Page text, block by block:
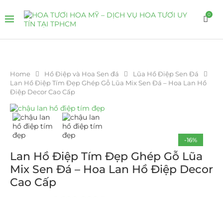
0
Home Hồ Điệp và Hoa Sen đá
Lũa Hồ Điệp Sen Đá
Lan Hồ Điệp Tím Đẹp Ghép Gỗ Lũa Mix Sen Đá – Hoa Lan Hồ
Điệp Decor Cao Cấp
-16%
Lan Hồ Điệp Tím Đẹp Ghép Gỗ Lũa
Mix Sen Đá – Hoa Lan Hồ Điệp Decor
Cao Cấp